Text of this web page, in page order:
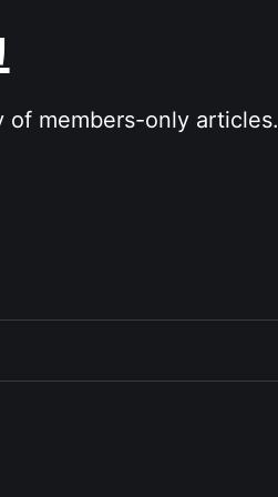
members-only articles.